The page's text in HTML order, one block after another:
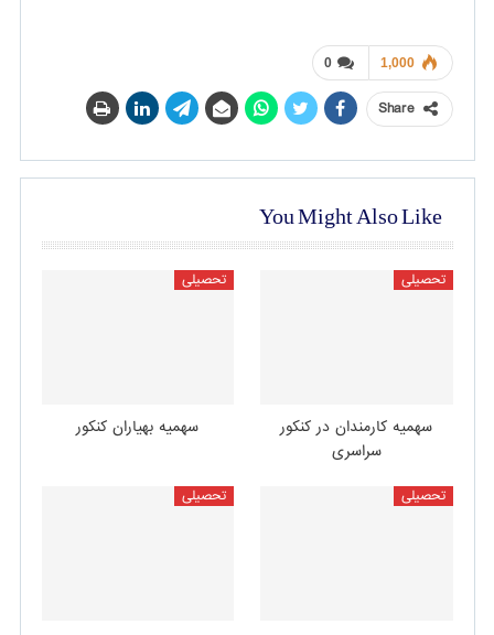
0 1,000
Share
You Might Also Like
تحصیلی
سهمیه کارمندان در کنکور
سراسری
تحصیلی
سهمیه بهیاران کنکور
تحصیلی تحصیلی